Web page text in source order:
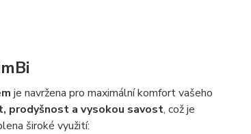
je navržena pro maximální komfort vašeho
prodyšnost a vysokou savost, což je
široké využití: